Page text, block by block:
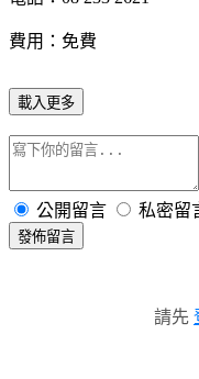
費用：免費
載入更多
公開留言 私密留
發佈留言
請先